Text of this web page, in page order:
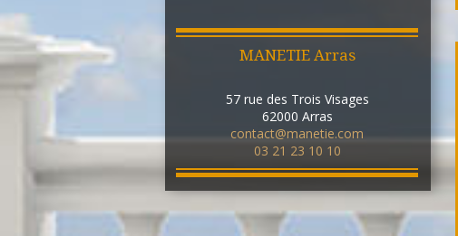
MANETIE Arras
57 rue des Trois Visages
62000 Arras
contact@manetie.com
03 21 23 10 10